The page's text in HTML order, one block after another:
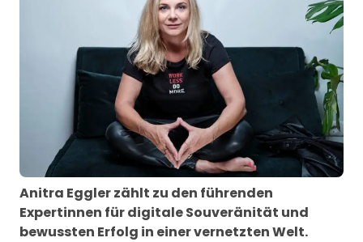
Anitra Eggler zählt zu den führenden
Expertinnen für digitale Souveränität und
bewussten Erfolg in einer vernetzten Welt.